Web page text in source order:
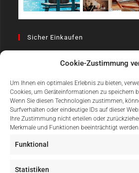
Cookie-Zustimmung
Um Ihnen ein optimales Erlebnis zu bieten,
Cookies, um Geräteinformationen zu speichern
Wenn Sie diesen Technologien zustimmen,
Surfverhalten oder eindeutige IDs auf dieser
Ihre Zustimmung nicht erteilen oder
Merkmale und Funktionen beeinträchtigt werden.
Funktional
Statistiken
Sicher Einkaufen
Einfach Online Bezahlen